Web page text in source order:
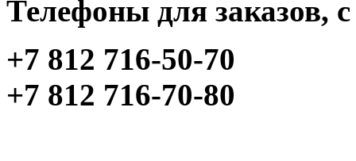
Телефоны для заказов,
+7 812 716-50-70
+7 812 716-70-80